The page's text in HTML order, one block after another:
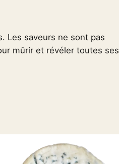
Les saveurs ne sont pas
mûrir et révéler toutes ses